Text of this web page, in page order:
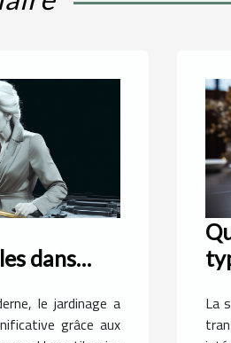
dans
le jardinage a
grâce aux
La